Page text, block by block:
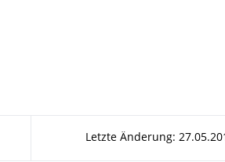
Letzte Änderung: